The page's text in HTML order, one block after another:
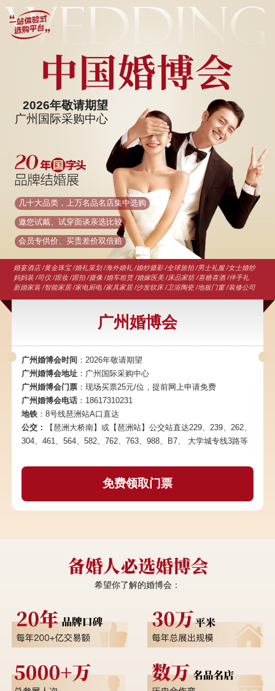
2026年敬请期望
广州国际采购中心
几十大品类，上万名品名店集中选购
邀您试戴、试穿面谈亲选比较
会员专供价、买贵差价双倍赔
婚宴酒店 /黄金珠宝 /婚礼策划 /海外婚礼 /婚纱摄影 /全球旅拍 /男士礼服 /女士婚纱
妈妈装 /司仪 /跟妆 /跟拍 /摄像 /婚车租赁 /婚嫁医美 /床品家纺 /喜糖喜酒 /伴手礼
新婚家装 /智能家居 /家电厨电 /家具家居 /沙发软床 /卫浴陶瓷 /地板门窗 /装修公司
广州婚博会
广州婚博会时间 ：2026年敬请期望
广州婚博会地址 ：广州国际采购中心
广州婚博会门票 ：现场买票25元/位，提前网上申请免费
广州婚博会电话 ：18617310231
地铁 ：8号线琶洲站A口直达
公交：
【琶洲大桥南】或【琶洲站】公交站直达229、239、262、
304、461、564、582、762、763、988、B7、 大学城专线3路等
免费领取门票
希望你了解的婚博会：